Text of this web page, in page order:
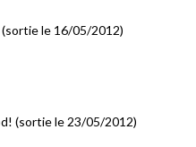
(sortie le 16/05/2012)
(sortie le 23/05/2012)